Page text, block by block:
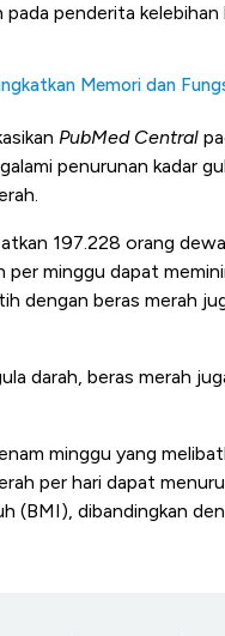
pada penderita
Memori dan
PubMed Central
penurunan kadar
197.228 orang
minggu dapat
dengan beras merah
darah, beras merah
minggu yang
per hari dapat
(BMI), dibandingkan